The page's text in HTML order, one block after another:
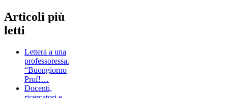
Articoli più
letti
Lettera a una
professoressa.
“Buongiorno
Prof!…
Docenti,